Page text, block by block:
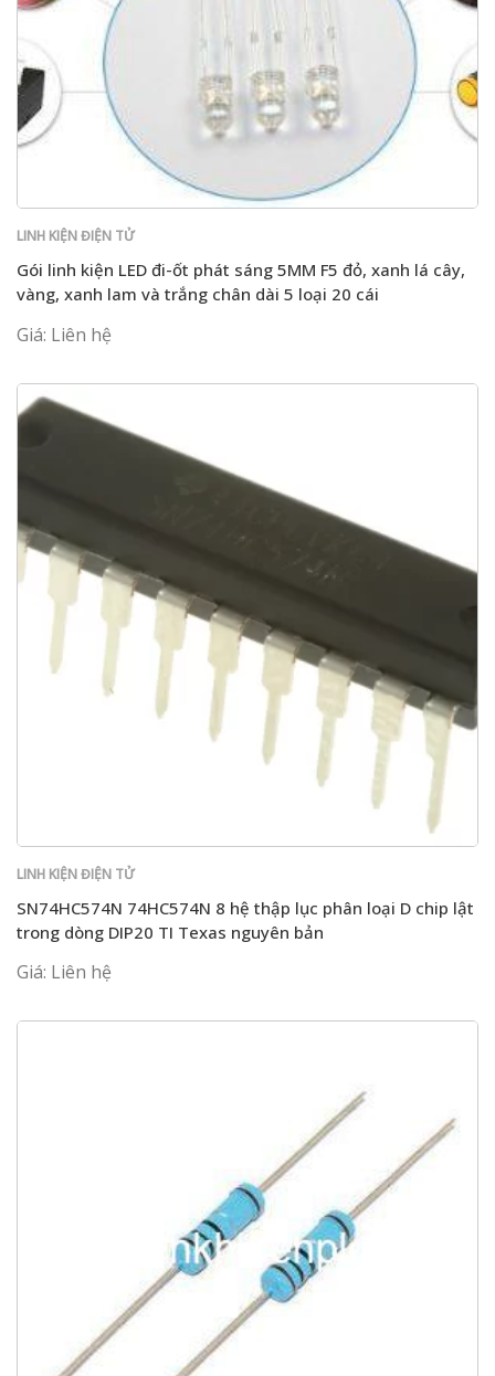
LINH KIỆN ĐIỆN TỬ
Gói linh kiện LED đi-ốt phát sáng 5MM F5 đỏ, xanh lá cây,
vàng, xanh lam và trắng chân dài 5 loại 20 cái
Giá: Liên hệ
LINH KIỆN ĐIỆN TỬ
SN74HC574N 74HC574N 8 hệ thập lục phân loại D chip lật
trong dòng DIP20 TI Texas nguyên bản
Giá: Liên hệ